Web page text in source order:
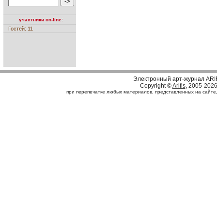
участники on-line:
Гостей: 11
Электронный арт-журнал
Copyright ©Arifis, 2005-2026
при перепечатке любых материалов, представленных на